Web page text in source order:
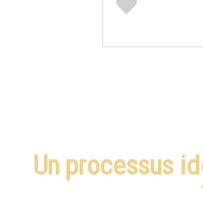
Un processus